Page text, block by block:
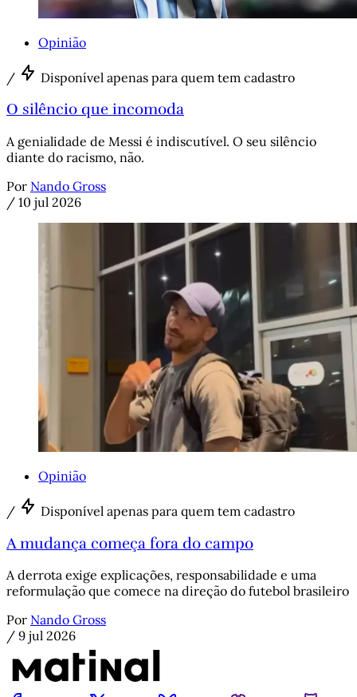
Opinião
/ Disponível apenas para quem tem cadastro
O silêncio que incomoda
A genialidade de Messi é indiscutível. O seu silêncio
diante do racismo, não.
Por Nando Gross
/ 10 jul 2026
Opinião
/ Disponível apenas para quem tem cadastro
A mudança começa fora do campo
A derrota exige explicações, responsabilidade e uma
reformulação que comece na direção do futebol brasileiro
Por Nando Gross
/ 9 jul 2026